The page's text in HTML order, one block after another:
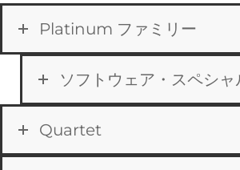
Platinum ファミリー
ソフトウェア・スペシ
Quartet